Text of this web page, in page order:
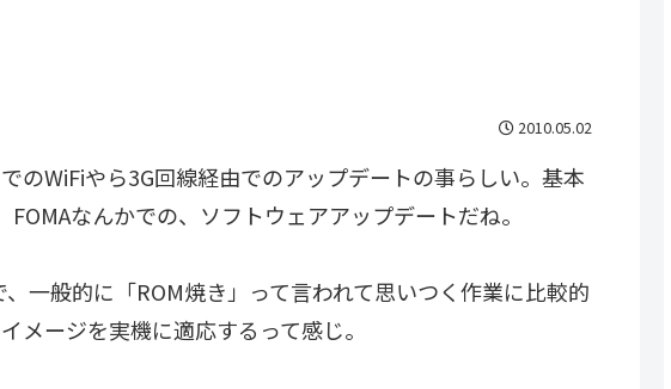
2010.05.02
のWiFiやら3G回線経由でのアップデートの事らしい。基本
なんかでの、ソフトウェアアップデートだね。
一般的に「ROM焼き」って言われて思いつく作業に比較的
メージを実機に適応するって感じ。